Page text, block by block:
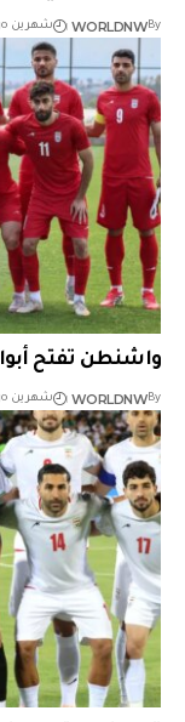
By
WORLDNW شهرين ago
واشنطن تفتح
By
WORLDNW شهرين ago